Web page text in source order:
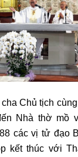
Chủ tịch
Nhà thờ mồ
các vị tử đạo
kết thúc với